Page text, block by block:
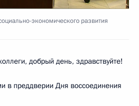
экономического развития
добрый день, здравствуйте!
в преддверии Дня воссоединения